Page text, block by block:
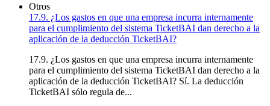
Otros
17.9. ¿Los gastos en que una empresa incurra internamente
para el cumplimiento del sistema TicketBAI dan derecho a la
aplicación de la deducción TicketBAI?
17.9. ¿Los gastos en que una empresa incurra internamente
para el cumplimiento del sistema TicketBAI dan derecho a la
aplicación de la deducción TicketBAI? Sí. La deducción
TicketBAI sólo regula de...